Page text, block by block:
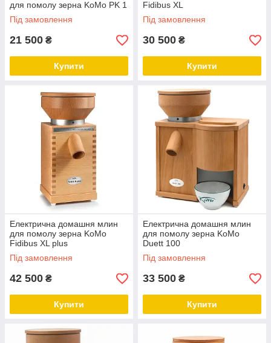
для помолу зерна KoMo PK 1
Під замовлення
21 500 ₴
Купити
Fidibus XL
Під замовлення
30 500 ₴
Купити
Електрична домашня млин
для помолу зерна KoMo
Fidibus XL plus
Під замовлення
42 500 ₴
Купити
Електрична домашня млин
для помолу зерна KoMo
Duett 100
Під замовлення
33 500 ₴
Купити